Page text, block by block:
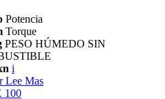
Potencia
Torque
PESO HÚMEDO SIN
i
Lee Mas
100